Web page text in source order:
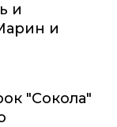
и
и
"Сокола"